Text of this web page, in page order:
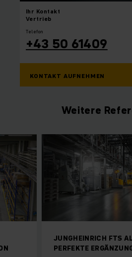
Ihr Kontakt
Vertrieb
Telefon
+43 50 61409
KONTAKT AUFNEHMEN
Weitere
JUNGHEINRICH FTS
PERFEKTE